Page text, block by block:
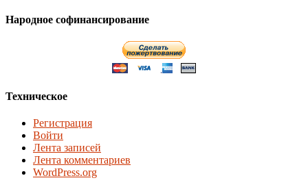
Народное софинансирование
Техническое
Регистрация
Войти
Лента записей
Лента комментариев
WordPress.org